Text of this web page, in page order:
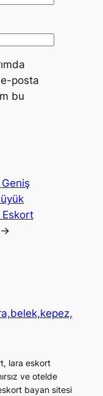
e-posta
bu
Geniş
Eskort
→
lara eskort
ve otelde
bayan sitesi